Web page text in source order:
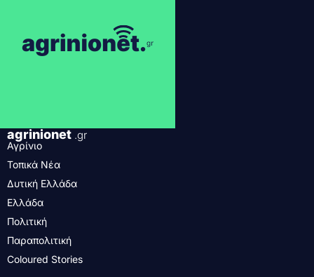
agrinionet .gr
Αγρίνιο
Τοπικά Νέα
Δυτική Ελλάδα
Ελλάδα
Πολιτική
Παραπολιτική
Coloured Stories